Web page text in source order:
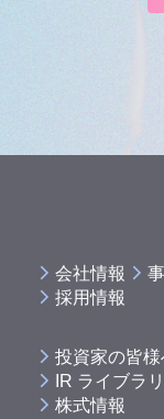
会社情報
採用情報
投資家の皆
IR ライブラ
株式情報